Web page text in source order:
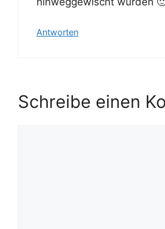
Antworten
Schreibe einen